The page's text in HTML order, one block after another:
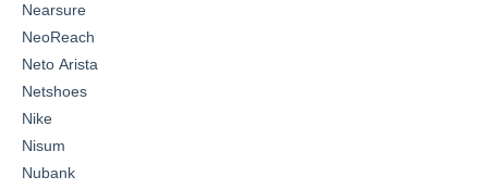
Nearsure
NeoReach
Neto Arista
Netshoes
Nike
Nisum
Nubank